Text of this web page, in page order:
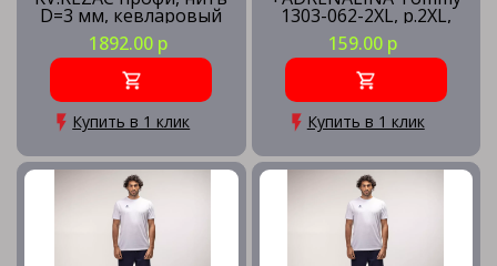
D=3 мм, кевларовый
трос
1892.00 р
Купить в 1 клик
1303-062-2XL, р.2XL,
100% полиэстер,
красно-синий
159.00 р
Купить в 1 клик